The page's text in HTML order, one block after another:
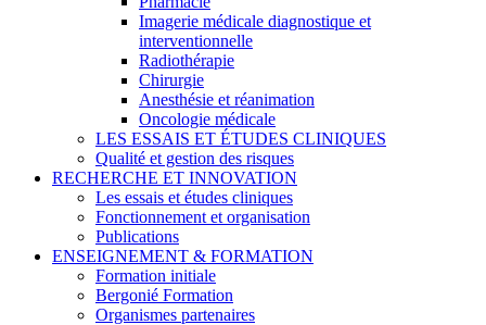
Imagerie médicale diagnostique et
interventionnelle
Radiothérapie
Chirurgie
Anesthésie et réanimation
Oncologie médicale
LES ESSAIS ET ÉTUDES CLINIQUES
Qualité et gestion des risques
RECHERCHE ET INNOVATION
Les essais et études cliniques
Fonctionnement et organisation
Publications
ENSEIGNEMENT & FORMATION
Formation initiale
Bergonié Formation
Organismes partenaires